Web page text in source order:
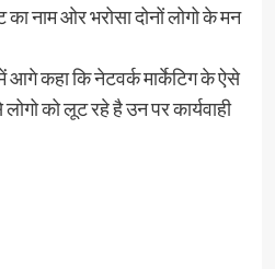
नाम ओर भरोसा दोनों लोगो के मन
कहा कि नेटवर्क मार्केटिग के ऐसे
को लूट रहे है उन पर कार्यवाही